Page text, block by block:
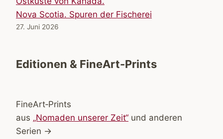
Nova Scotia. Spuren der Fischerei
27. Juni 2026
Editionen & FineArt-Prints
FineArt‑Prints
aus „Nomaden unserer Zeit“ und anderen
Serien →